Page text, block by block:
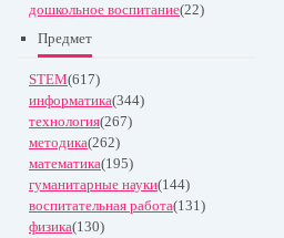
дошкольное воспитание(22)
Предмет
STEM(617)
информатика(344)
технология(267)
методика(262)
математика(195)
гуманитарные науки(144)
воспитательная работа(131)
физика(130)